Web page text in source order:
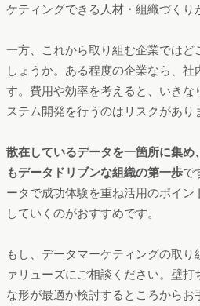
ケティングできる人材・組織づくり
一方、これから取り組む企業では
しょうか。ある程度の企業なら、
す。費用や効率を考えると、いきな
ステム開発を行うのはリスクがあり
散在しているデータを一箇所に集
もデータドリブンな組織の第一歩で
ータで成功体験を重ね活用のポイ
していくのがおすすめです。
もし、データマーケティングの取
ァリューズにご相談ください。壁打
な形が最適か検討するところからお